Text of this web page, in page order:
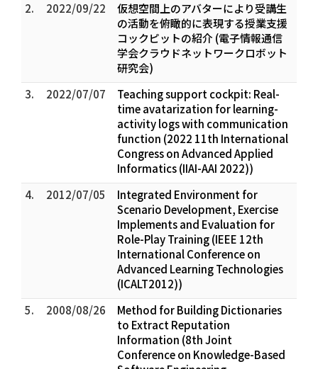
2.
2022/09/22
仮想空間上のアバターにより受講生
の活動を俯瞰的に表現する授業支援
コックピットの紹介 (電子情報通信
学会クラウドネットワークロボット
研究会)
3.
2022/07/07
Teaching support cockpit: Real-
time avatarization for learning-
activity logs with communication
function (2022 11th International
Congress on Advanced Applied
Informatics (IIAI-AAI 2022))
4.
2012/07/05
Integrated Environment for
Scenario Development, Exercise
Implements and Evaluation for
Role-Play Training (IEEE 12th
International Conference on
Advanced Learning Technologies
(ICALT2012))
5.
2008/08/26
Method for Building Dictionaries
to Extract Reputation
Information (8th Joint
Conference on Knowledge-Based